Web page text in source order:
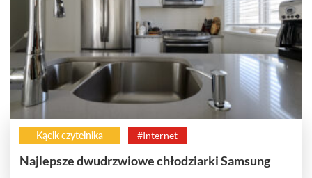
Kącik czytelnika #Internet
Najlepsze dwudrzwiowe chłodziarki Samsung